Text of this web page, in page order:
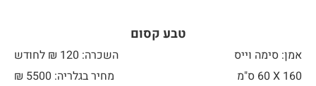
טבע קסום
אמן: סימה וייס
השכרה: 120 ₪ לחודש
160 X
מחיר בגלריה: 5500 ₪